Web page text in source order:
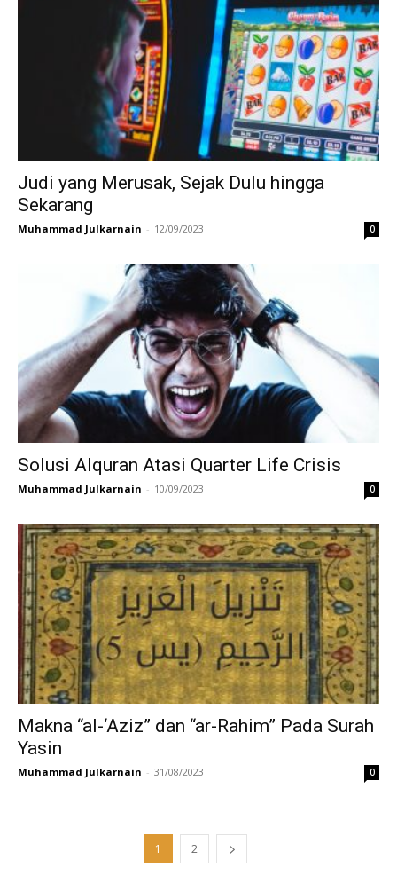
Judi yang Merusak, Sejak Dulu hingga
Sekarang
Muhammad Julkarnain - 12/09/2023 0
Solusi Alquran Atasi Quarter Life Crisis
Muhammad Julkarnain - 10/09/2023 0
Makna “al-‘Aziz” dan “ar-Rahim” Pada Surah
Yasin
Muhammad Julkarnain - 31/08/2023 0
1 2